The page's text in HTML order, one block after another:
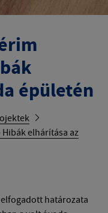
épületén
elhárítása az
határozata